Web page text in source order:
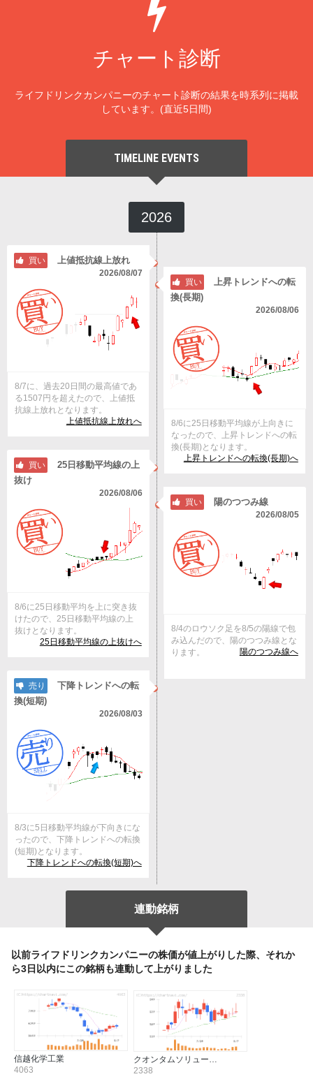
チャート診断
ライフドリンクカンパニーのチャート診断の結果を時系列に掲載
しています。(直近5日間)
TIMELINE EVENTS
2026
買い 上値抵抗線上放れ
2026/08/07
8/7に、過去20日間の最高値であ
る1507円を超えたので、上値抵
抗線上放れとなります。
上値抵抗線上放れへ
買い
上昇トレンドへの転
換(長期)
2026/08/06
8/6に25日移動平均線が上向きに
なったので、上昇トレンドへの転
換(長期)となります。
上昇トレンドへの転換(長期)へ
買い
25日移動平均線の上
抜け
2026/08/06
8/6に25日移動平均を上に突き抜
けたので、25日移動平均線の上
抜けとなります。
25日移動平均線の上抜けへ
買い 陽のつつみ線
2026/08/05
8/4のロウソク足を8/5の陽線で包
み込んだので、陽のつつみ線とな
ります。
陽のつつみ線へ
売り
下降トレンドへの転
換(短期)
2026/08/03
8/3に5日移動平均線が下向きにな
ったので、下降トレンドへの転換
(短期)となります。
下降トレンドへの転換(短期)へ
連動銘柄
以前ライフドリンクカンパニーの株価が値上がりした際、それか
ら3日以内にこの銘柄も連動して上がりました
信越化学工業
4063
クオンタムソリュー…
2338